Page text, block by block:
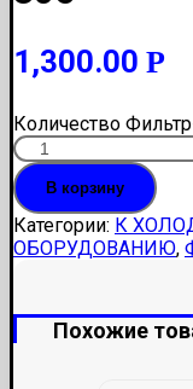
1,300.00 Р
Количество
В корзину
Категории: К
ОБОРУДОВАНИЮ,
Похожие